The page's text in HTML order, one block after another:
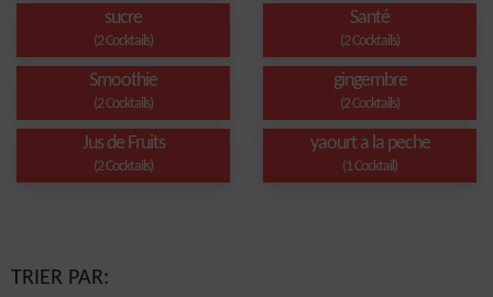
sucre
(2 Cocktails)
Santé
(2 Cocktails)
Smoothie
(2 Cocktails)
gingembre
(2 Cocktails)
Jus de Fruits
(2 Cocktails)
yaourt a la peche
(1 Cocktail)
TRIER PAR: